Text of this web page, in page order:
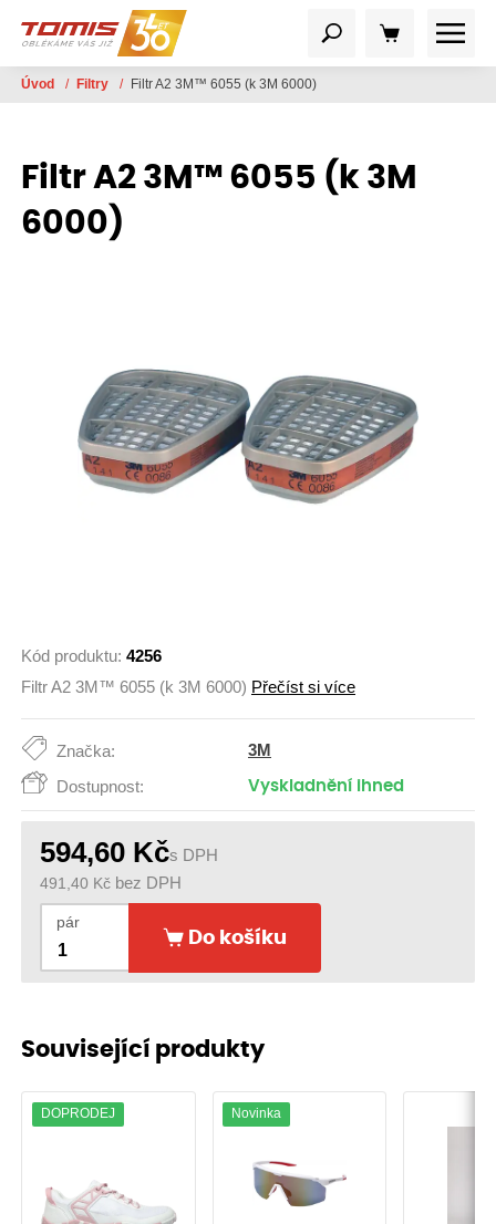
Úvod / Filtry / Filtr A2 3M™ 6055 (k 3M 6000)
Filtr A2 3M™ 6055 (k 3M
6000)
Kód produktu: 4256
Filtr A2 3M™ 6055 (k 3M 6000) Přečíst si více
Značka: 3M
Dostupnost: Vyskladnění ihned
594,60 Kčs DPH
491,40 Kč bez DPH
pár
Do košíku
Související produkty
DOPRODEJ Novinka